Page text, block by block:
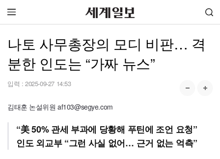
나토 사무총장의 모디 비판… 격
분한 인도는 “가짜 뉴스”
입력 : 2025-09-27 14:53
김태훈 논설위원 af103@segye.com
“美 50% 관세 부과에 당황해 푸틴에 조언 요청”
인도 외교부 “그런 사실 없어… 근거 없는 억측”